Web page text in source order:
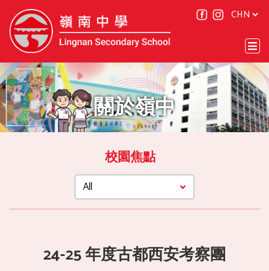
關於嶺中
校園焦點
24-25 年度古都西安考察團